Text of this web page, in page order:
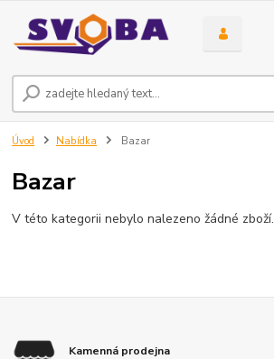
Úvod Nabídka Bazar
Bazar
V této kategorii nebylo nalezeno žádné zboží.
Kamenná prodejna